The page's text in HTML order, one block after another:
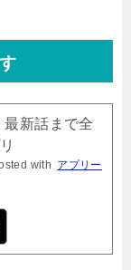
新話まで全
with アプリー